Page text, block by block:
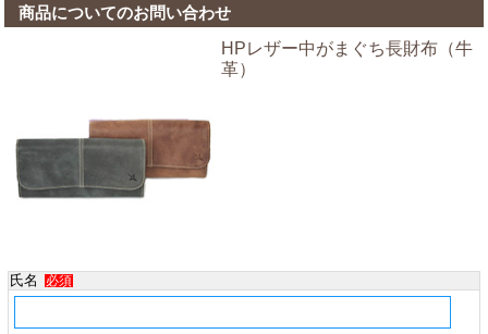
商品についてのお問い合わせ
HPレザー中がまぐち長財布（牛
革）
氏名 必須